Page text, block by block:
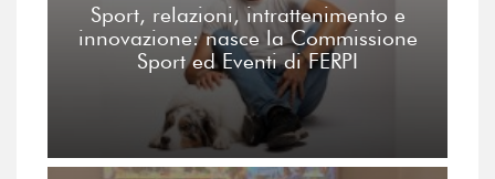
Sport, relazioni, intrattenimento e
innovazione: nasce la Commissione
Sport ed Eventi di FERPI